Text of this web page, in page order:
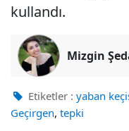
kullandı.
Mizgin
Etiketler : yaban
Geçirgen, tepki